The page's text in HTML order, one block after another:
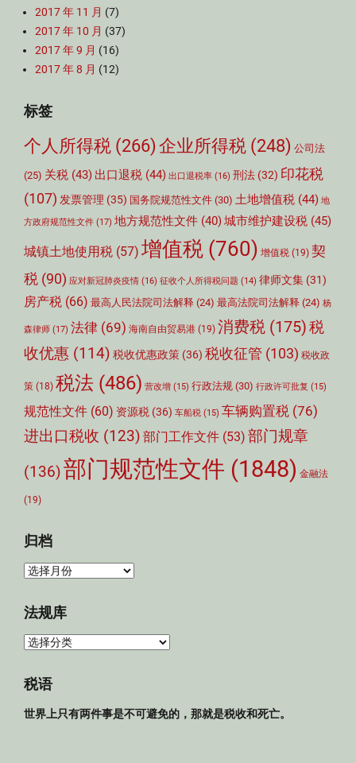
2017 年 11 月 (7)
2017 年 10 月 (37)
2017 年 9 月 (16)
2017 年 8 月 (12)
标签
个人所得税 (266) 企业所得税 (248) 公司法
(25) 关税 (43) 出口退税 (44) 出口退税率 (16) 刑法 (32) 印花税
(107) 发票管理 (35) 国务院规范性文件 (30) 土地增值税 (44) 地
方政府规范性文件 (17) 地方规范性文件 (40)城市维护建设税 (45)
城镇土地使用税 (57) 增值税 (760) 增值税 (19) 契
税 (90) 应对新冠肺炎疫情 (16) 征收个人所得税问题 (14) 律师文集 (31)
房产税 (66) 最高人民法院司法解释 (24) 最高法院司法解释 (24) 杨
森律师 (17) 法律 (69) 海南自由贸易港 (19) 消费税 (175)税
收优惠 (114) 税收优惠政策 (36) 税收征管 (103) 税收政
策 (18) 税法 (486) 营改增 (15) 行政法规 (30) 行政许可批复 (15)
规范性文件 (60) 资源税 (36) 车船税 (15) 车辆购置税 (76)
进出口税收 (123) 部门工作文件 (53) 部门规章
(136)部门规范性文件 (1848) 金融法
(19)
归档
归
法规库
法
库
税语
世界上只有两件事是不可避免的，那就是税收和死亡。